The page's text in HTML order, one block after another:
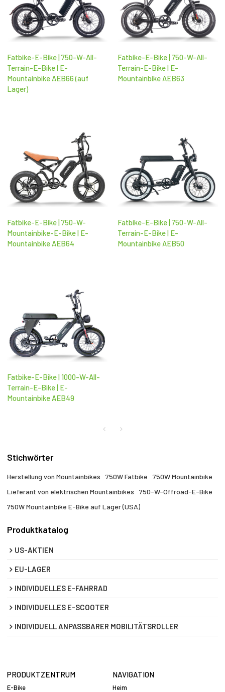
Fatbike-E-Bike | 750-W-All-
Terrain-E-Bike | E-
Mountainbike AEB66 (auf
Lager)
Fatbike-E-Bike | 750-W-All-
Terrain-E-Bike | E-
Mountainbike AEB63
Fatbike-E-Bike | 750-W-
Mountainbike-E-Bike | E-
Mountainbike AEB64
Fatbike-E-Bike | 750-W-All-
Terrain-E-Bike | E-
Mountainbike AEB50
Fatbike-E-Bike | 1000-W-All-
Terrain-E-Bike | E-
Mountainbike AEB49
Stichwörter
Herstellung von Mountainbikes 750W Fatbike
750W Mountainbike
Lieferant von elektrischen Mountainbikes
750-W-Offroad-E-Bike
750W Mountainbike E-Bike auf Lager (USA)
Produktkatalog
US-AKTIEN
EU-LAGER
INDIVIDUELLES E-FAHRRAD
INDIVIDUELLES E-SCOOTER
INDIVIDUELL ANPASSBARER MOBILITÄTSROLLER
PRODUKTZENTRUM
E-Bike
NAVIGATION
Heim